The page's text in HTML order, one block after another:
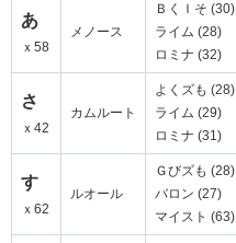
あ
ｘ58
メノース
ＢくＩそ (30)
ライム (28)
ロミナ (32)
さ
ｘ42
カムルート
よくズも (28)
ライム (29)
ロミナ (31)
す
ｘ62
ルオール
Ｇびズも (28)
バロン (27)
マイスト (63)